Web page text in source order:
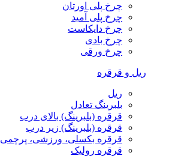
چرخ پلی اورتان
چرخ پلی آمید
چرخ دایکاست
چرخ بادی
چرخ ورقی
ریل و قرقره
ریل
بلبرینگ تعادل
قرقره (بلبرینگ) بالای درب
قرقره (بلبرینگ) زیر درب
قرقره بکسلی، ورزشی، پرچمی
قرقره رولیک